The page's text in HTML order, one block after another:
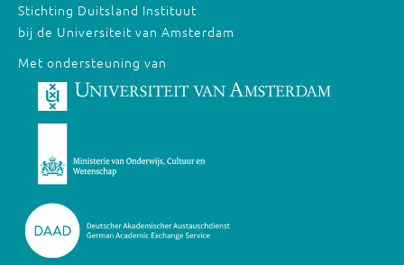
Stichting Duitsland Instituut
bij de Universiteit van Amsterdam
Met ondersteuning van